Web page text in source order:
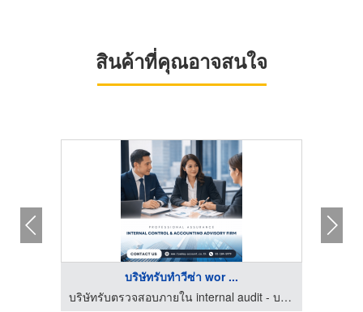
สินค้าที่คุณอาจสนใจ
บริษัทรับทำวีซ่า wor ...
บริษัทรับตรวจสอบภายใน internal audit - บริษัท เอล บิสซิเนส แอดไวเซอร์รี่ จำกัด